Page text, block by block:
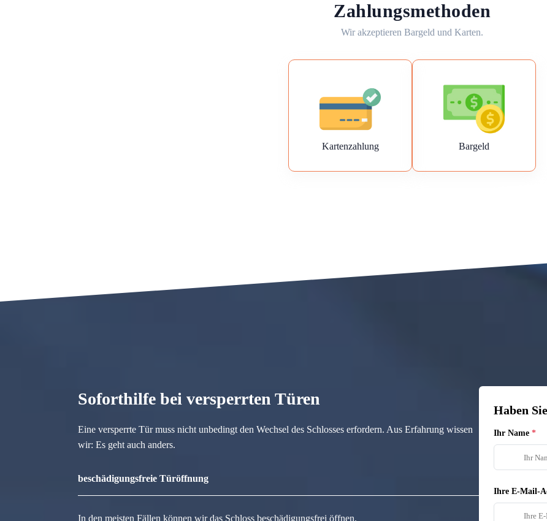
Zahlungsmethoden
Wir akzeptieren Bargeld und Karten.
Kartenzahlung Bargeld
Soforthilfe bei versperrten Türen
Eine versperrte Tür muss nicht unbedingt den Wechsel des Schlosses erfordern. Aus Erfahrung wissen
wir: Es geht auch anders.
beschädigungsfreie Türöffnung
In den meisten Fällen können wir das Schloss beschädigungsfrei öffnen.
Haben
Ihr Name
Ihre E-Mail-